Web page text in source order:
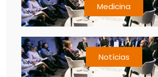
Medicina
Notícias